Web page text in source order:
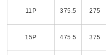
11P
375.5 275
15P
475.5 375